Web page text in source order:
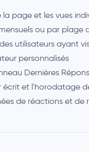
la page et les vues
ou par plage
utilisateurs ayant
personnalisés
Dernières
écrit et l'horodatage
de réactions et